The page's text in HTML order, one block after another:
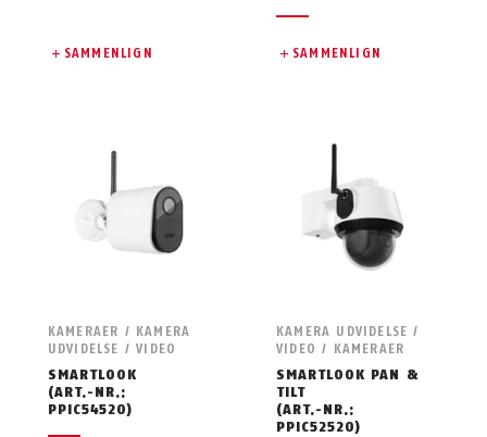
SAMMENLIGN SAMMENLIGN
KAMERAER / KAMERA
UDVIDELSE / VIDEO
SMARTLOOK
(ART.-NR.:
PPIC54520)
KAMERA UDVIDELSE /
VIDEO / KAMERAER
SMARTLOOK PAN &
TILT
(ART.-NR.:
PPIC52520)